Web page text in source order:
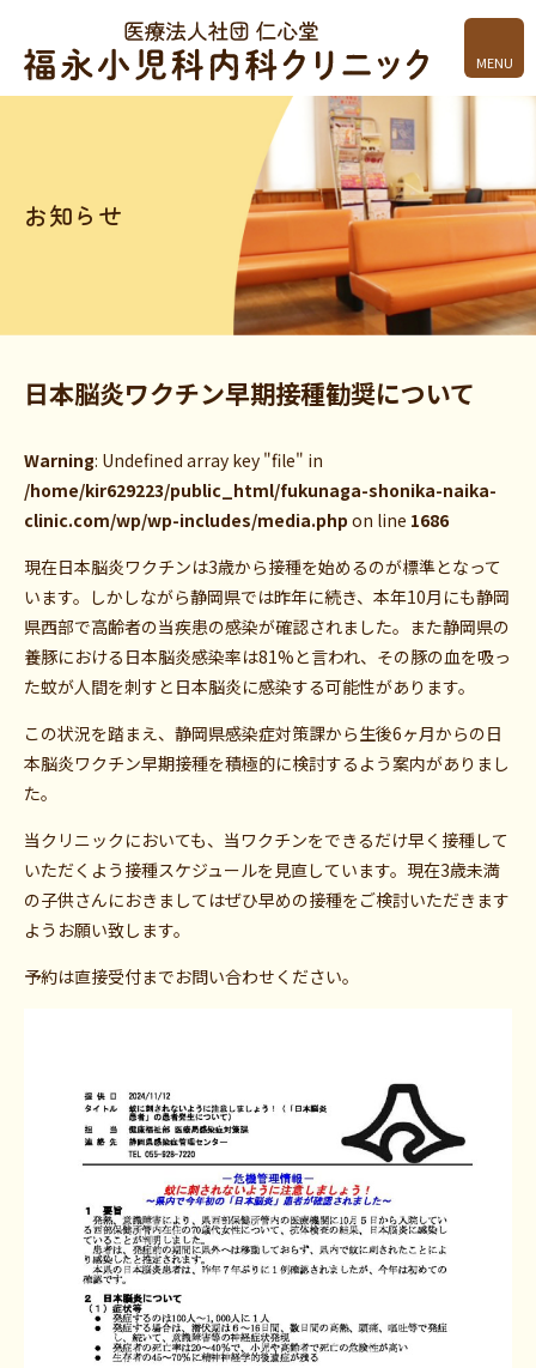
お知らせ
日本脳炎ワクチン早期接種勧奨について
Warning: Undefined array key "file" in
/home/kir629223/public_html/fukunaga-shonika-naika-
clinic.com/wp/wp-includes/media.php on line 1686
現在日本脳炎ワクチンは3歳から接種を始めるのが標準となって
います。しかしながら静岡県では昨年に続き、本年10月にも静岡
県西部で高齢者の当疾患の感染が確認されました。また静岡県の
養豚における日本脳炎感染率は81%と言われ、その豚の血を吸っ
た蚊が人間を刺すと日本脳炎に感染する可能性があります。
この状況を踏まえ、静岡県感染症対策課から生後6ヶ月からの日
本脳炎ワクチン早期接種を積極的に検討するよう案内がありまし
た。
当クリニックにおいても、当ワクチンをできるだけ早く接種して
いただくよう接種スケジュールを見直しています。現在3歳未満
の子供さんにおきましてはぜひ早めの接種をご検討いただきます
ようお願い致します。
予約は直接受付までお問い合わせください。
MENU